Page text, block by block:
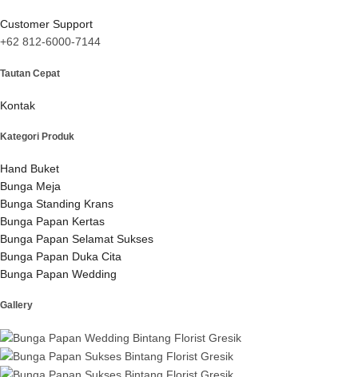
Customer Support
+62 812-6000-7144
Tautan Cepat
Kontak
Kategori Produk
Hand Buket
Bunga Meja
Bunga Standing Krans
Bunga Papan Kertas
Bunga Papan Selamat Sukses
Bunga Papan Duka Cita
Bunga Papan Wedding
Gallery